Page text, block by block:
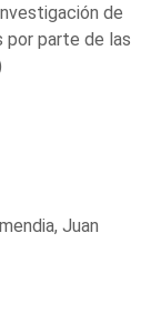
de
por parte de las
Juan